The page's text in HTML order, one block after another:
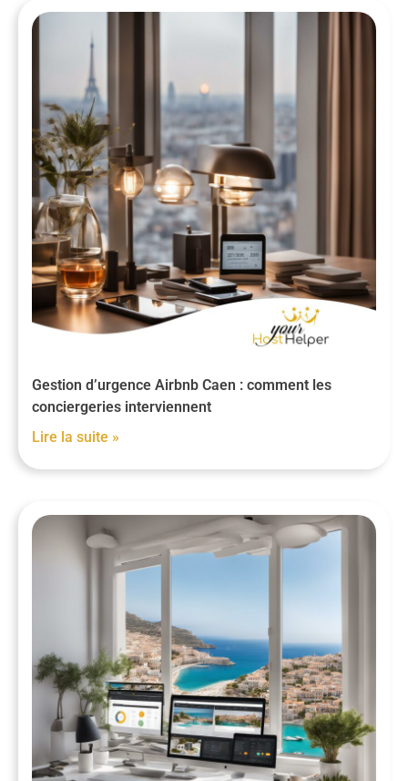
Gestion d’urgence Airbnb Caen : comment les
conciergeries interviennent
Lire la suite »